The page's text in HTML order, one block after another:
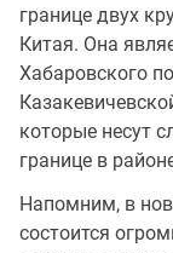
границе двух
Китая. Она
Хабаровского
которые несут
границе в
Напомним, в
состоится